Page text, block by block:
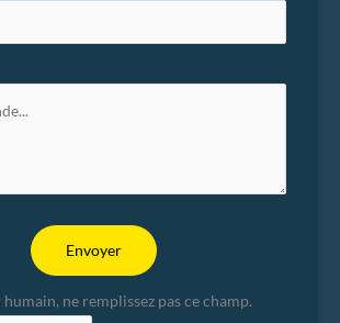
Envoyer
humain, ne remplissez pas ce champ.